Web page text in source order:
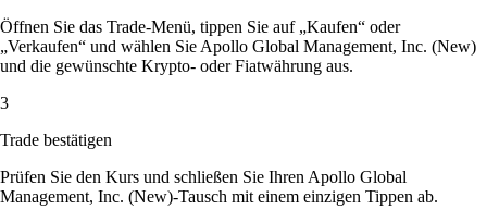
Öffnen Sie das Trade-Menü, tippen Sie auf „Kaufen“ oder
„Verkaufen“ und wählen Sie Apollo Global Management, Inc. (New)
und die gewünschte Krypto- oder Fiatwährung aus.
3
Trade bestätigen
Prüfen Sie den Kurs und schließen Sie Ihren Apollo Global
Management, Inc. (New)-Tausch mit einem einzigen Tippen ab.